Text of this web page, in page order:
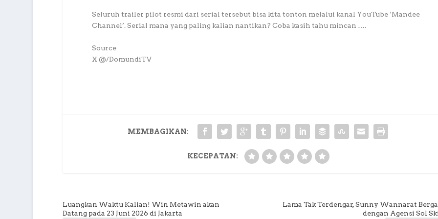
Seluruh trailer pilot resmi dari serial tersebut bisa kita tonton melalui kanal YouTube ‘Mandee
Channel’. Serial mana yang paling kalian nantikan? Coba kasih tahu mincan ….
Source
X @/DomundiTV
MEMBAGIKAN:
KECEPATAN:
Luangkan Waktu Kalian! Win Metawin akan
Datang pada 23 Juni 2026 di Jakarta
Lama Tak Terdengar, Sunny Wannarat
dengan Agensi Sol